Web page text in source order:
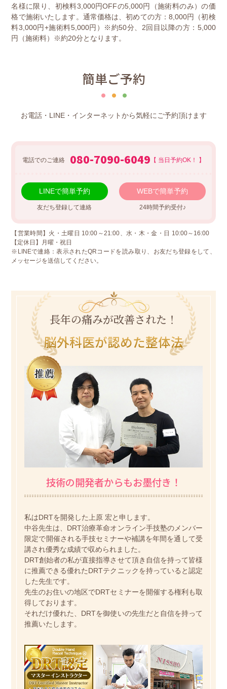
名様に限り、初検料3,000円OFFの5,000円（施術料のみ）の価
格で施術いたします。通常価格は、初めての方：8,000円（初検
料3,000円+施術料5,000円）※約50分、2回目以降の方：5,000
円（施術料）※約20分となります。
簡単ご予約
お電話・LINE・インターネットから気軽にご予約頂けます
電話でのご連絡 080-7090-6049 【 当日予約OK！ 】
LINEで簡単予約
友だち登録して連絡
WEBで簡単予約
24時間予約受付♪
【営業時間】火・土曜日 10:00～21:00、水・木・金・日 10:00～16:00
【定休日】月曜・祝日
※LINEで連絡：表示されたQRコードを読み取り、お友だち登録をして、
メッセージを送信してください。
長年の痛みが改善された！
脳外科医が認めた整体法
技術の開発者からもお墨付き！
私はDRTを開発した上原 宏と申します。
中谷先生は、DRT治療革命オンライン手技塾のメンバー
限定で開催される手技セミナーや補講を年間を通して受
講され優秀な成績で収められました。
DRT創始者の私が直接指導させて頂き自信を持って皆様
に推薦できる優れたDRTテクニックを持っていると認定
した先生です。
先生のお住いの地区でDRTセミナーを開催する権利も取
得しております。
それだけ優れた、DRTを御使いの先生だと自信を持って
推薦いたします。